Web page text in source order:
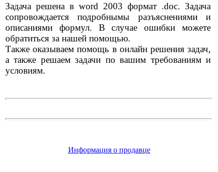
Задача решена в word 2003 формат .doc. Задача
сопровождается подробнымы разъяснениями и
описаниями формул. В случае ошибки можете
обратиться за нашей помощью.
Также оказываем помощь в онлайн решения задач,
а также решаем задачи по вашим требованиям и
условиям.
Информация о продавце